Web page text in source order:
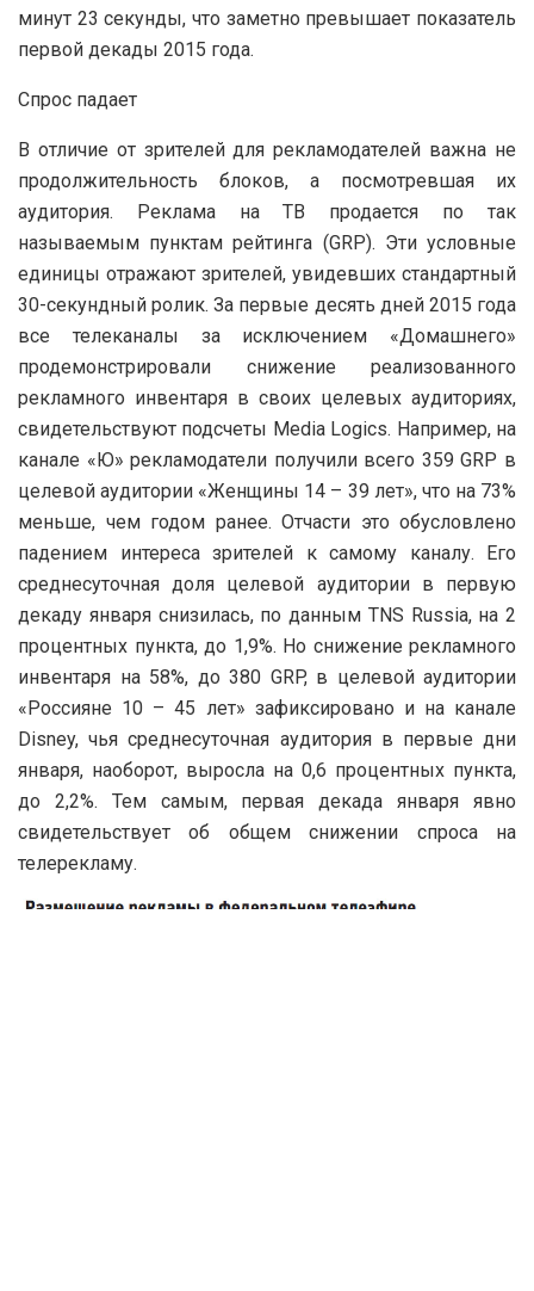
минут 23 секунды, что заметно превышает показатель
первой декады 2015 года.
Спрос падает
В отличие от зрителей для рекламодателей важна не
продолжительность блоков, а посмотревшая их
аудитория. Реклама на ТВ продается по так
называемым пунктам рейтинга (GRP). Эти условные
единицы отражают зрителей, увидевших стандартный
30-секундный ролик. За первые десять дней 2015 года
все телеканалы за исключением «Домашнего»
продемонстрировали снижение реализованного
рекламного инвентаря в своих целевых аудиториях,
свидетельствуют подсчеты Media Logics. Например, на
канале «Ю» рекламодатели получили всего 359 GRP в
целевой аудитории «Женщины 14 – 39 лет», что на 73%
меньше, чем годом ранее. Отчасти это обусловлено
падением интереса зрителей к самому каналу. Его
среднесуточная доля целевой аудитории в первую
декаду января снизилась, по данным TNS Russia, на 2
процентных пункта, до 1,9%. Но снижение рекламного
инвентаря на 58%, до 380 GRP, в целевой аудитории
«Россияне 10 – 45 лет» зафиксировано и на канале
Disney, чья среднесуточная аудитория в первые дни
января, наоборот, выросла на 0,6 процентных пункта,
до 2,2%. Тем самым, первая декада января явно
свидетельствует об общем снижении спроса на
телерекламу.